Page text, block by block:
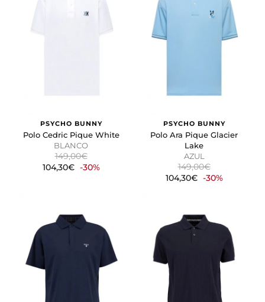
PSYCHO BUNNY
Polo Cedric Pique White
BLANCO
149,00€
104,30€ -30%
PSYCHO BUNNY
Polo Ara Pique Glacier
Lake
AZUL
149,00€
104,30€ -30%
CONFIGURACIÓN DE COOKIES
HABILITAR TODO RECHAZAR TODO